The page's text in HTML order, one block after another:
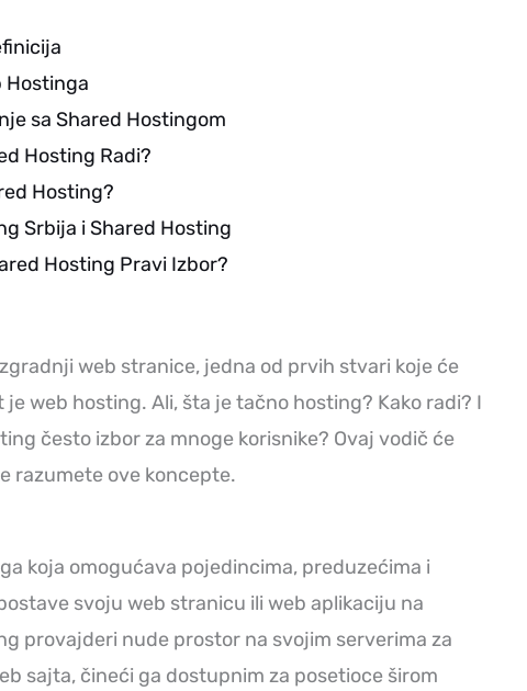
Hostinga
sa Shared Hostingom
Hosting Radi?
Hosting?
Srbija i Shared Hosting
Hosting Pravi Izbor?
web stranice, jedna od prvih stvari koje će
web hosting. Ali, šta je tačno hosting? Kako radi? I
često izbor za mnoge korisnike? Ovaj vodič će
razumete ove koncepte.
koja omogućava pojedincima, preduzećima i
svoju web stranicu ili web aplikaciju na
provajderi nude prostor na svojim serverima za
sajta, čineći ga dostupnim za posetioce širom